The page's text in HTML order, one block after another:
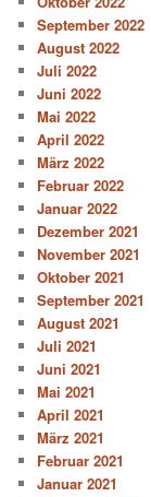
September 2022
August 2022
Juli 2022
Juni 2022
Mai 2022
April 2022
März 2022
Februar 2022
Januar 2022
Dezember 2021
November 2021
Oktober 2021
September 2021
August 2021
Juli 2021
Juni 2021
Mai 2021
April 2021
März 2021
Februar 2021
Januar 2021